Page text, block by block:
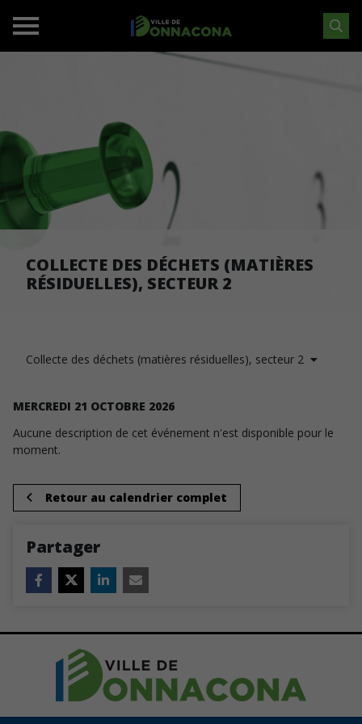
COLLECTE DES DÉCHETS (MATIÈRES
RÉSIDUELLES), SECTEUR 2
Collecte des déchets (matières résiduelles), secteur 2
MERCREDI 21 OCTOBRE 2026
Aucune description de cet événement n'est disponible pour le
moment.
Retour au calendrier complet
Partager